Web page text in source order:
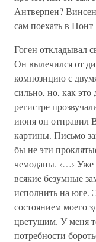
Антверпен?
сам поехать в
Гоген откладывал
Он вылечился от
композицию с
сильно, но, как
регистре
июня он отправил
картины. Письмо
бы не эти
чемоданы. ‹…› Уже
всякие безумные
исполнить на юге.
состоянием моего
цветущим. У меня
потребности